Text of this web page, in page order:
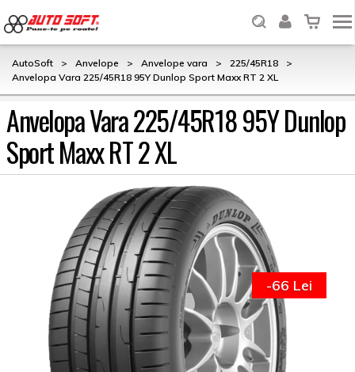
AutoSoft > Anvelope > Anvelope vara > 225/45R18
>
Anvelopa Vara 225/45R18 95Y Dunlop Sport Maxx RT 2 XL
Anvelopa Vara 225/45R18 95Y Dunlop
Sport Maxx RT 2 XL
-66 Lei